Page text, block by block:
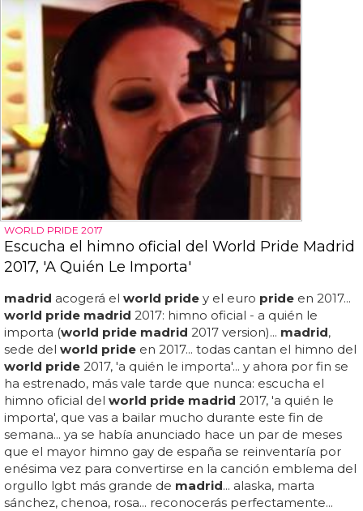
WORLD PRIDE 2017
Escucha el himno oficial del World Pride Madrid
2017, 'A Quién Le Importa'
madrid acogerá el world pride y el euro pride en 2017...
world pride madrid 2017: himno oficial - a quién le
importa (world pride madrid 2017 version)... madrid,
sede del world pride en 2017... todas cantan el himno del
world pride 2017, 'a quién le importa'... y ahora por fin se
ha estrenado, más vale tarde que nunca: escucha el
himno oficial del world pride madrid 2017, 'a quién le
importa', que vas a bailar mucho durante este fin de
semana... ya se había anunciado hace un par de meses
que el mayor himno gay de españa se reinventaría por
enésima vez para convertirse en la canción emblema del
orgullo lgbt más grande de madrid... alaska, marta
sánchez, chenoa, rosa... reconocerás perfectamente...